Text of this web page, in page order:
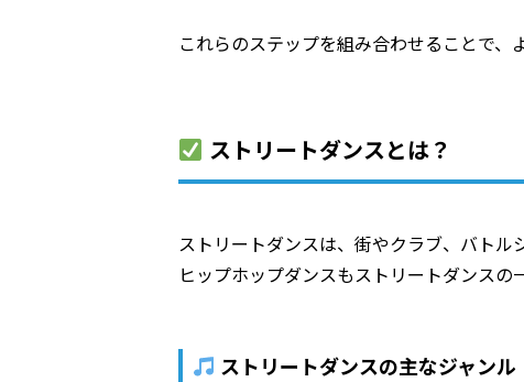
これらのステップを組み合わせることで、
ストリートダンスとは？
ストリートダンスは、街やクラブ、バトル
ヒップホップダンスもストリートダンスの
ストリートダンスの主なジャンル